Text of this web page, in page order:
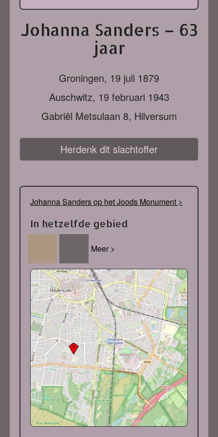
Johanna Sanders – 63
jaar
Groningen, 19 juli 1879
Auschwitz, 19 februari 1943
Gabriël Metsulaan 8, Hilversum
Herdenk dit slachtoffer
Johanna Sanders op het Joods Monument >
In hetzelfde gebied
Meer >